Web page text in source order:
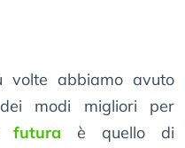
volte abbiamo avuto
modi migliori per
futura è quello di